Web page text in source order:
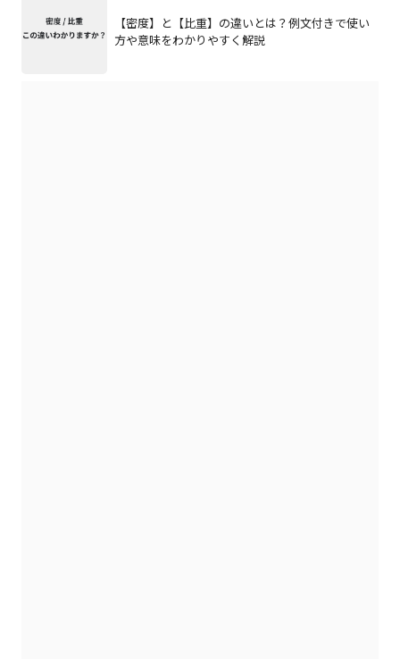
【密度】と【比重】の違いとは？例文付きで使い
方や意味をわかりやすく解説